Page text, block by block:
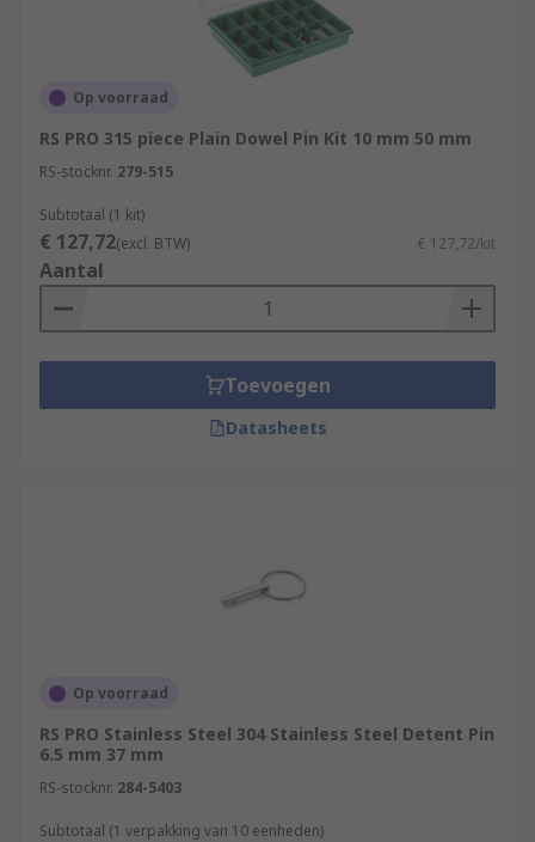
Op voorraad
RS PRO 315 piece Plain Dowel Pin Kit 10 mm 50 mm
RS-stocknr. 279-515
Subtotaal (1 kit)
€ 127,72(excl. BTW) € 127,72/kit
Aantal
Toevoegen
Datasheets
Op voorraad
RS PRO Stainless Steel 304 Stainless Steel Detent Pin
6.5 mm 37 mm
RS-stocknr. 284-5403
Subtotaal (1 verpakking van 10 eenheden)